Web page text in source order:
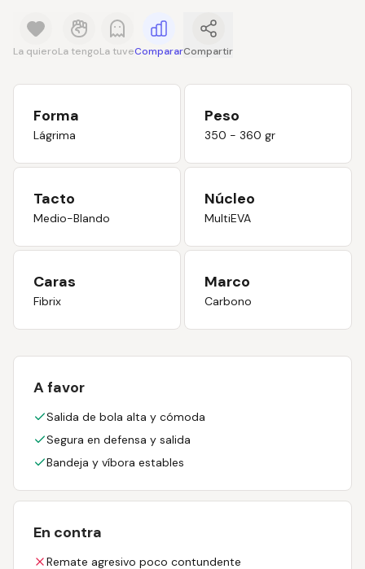
La quieroLa tengoLa tuveCompararCompartir
Forma
Lágrima
Peso
350 - 360 gr
Tacto
Medio-Blando
Núcleo
MultiEVA
Caras
Fibrix
Marco
Carbono
A favor
Salida de bola alta y cómoda
Segura en defensa y salida
Bandeja y víbora estables
En contra
Remate agresivo poco contundente